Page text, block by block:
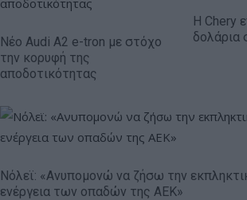
Νέο Audi A2 e-tron με στόχο
την κορυφή της
αποδοτικότητας
Η Chery
δολάρια
Νόλεϊ: «Ανυπομονώ να ζήσω την
ενέργεια των οπαδών της ΑΕΚ»